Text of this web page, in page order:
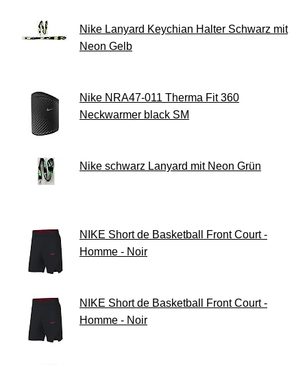
Nike Lanyard Keychian Halter Schwarz mit
Neon Gelb
Nike NRA47-011 Therma Fit 360
Neckwarmer black SM
Nike schwarz Lanyard mit Neon Grün
NIKE Short de Basketball Front Court -
Homme - Noir
NIKE Short de Basketball Front Court -
Homme - Noir